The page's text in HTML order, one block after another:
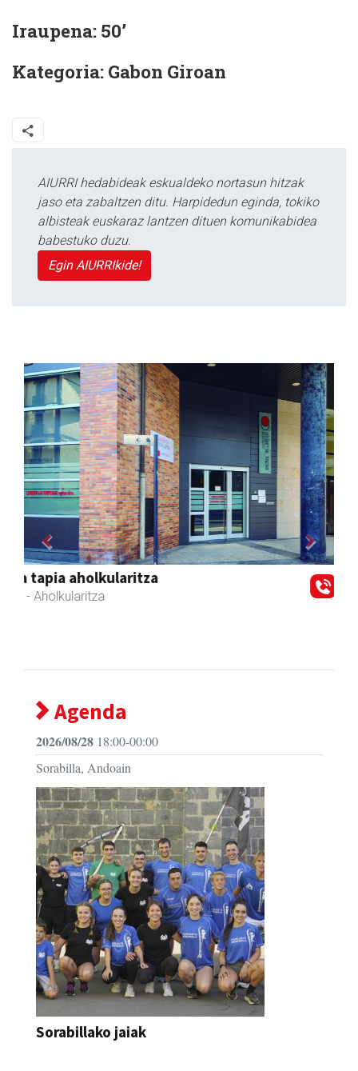
Iraupena: 50’
Kategoria: Gabon Giroan
AIURRI hedabideak eskualdeko nortasun hitzak
jaso eta zabaltzen ditu. Harpidedun eginda, tokiko
albisteak euskaraz lantzen dituen komunikabidea
babestuko duzu.
Egin AIURRIkide!
Urpa autobusak
Andoain - Autobusak
Previous Next
Agenda
2026/08/28 18:00-00:00
Sorabilla, Andoain
Sorabillako jaiak